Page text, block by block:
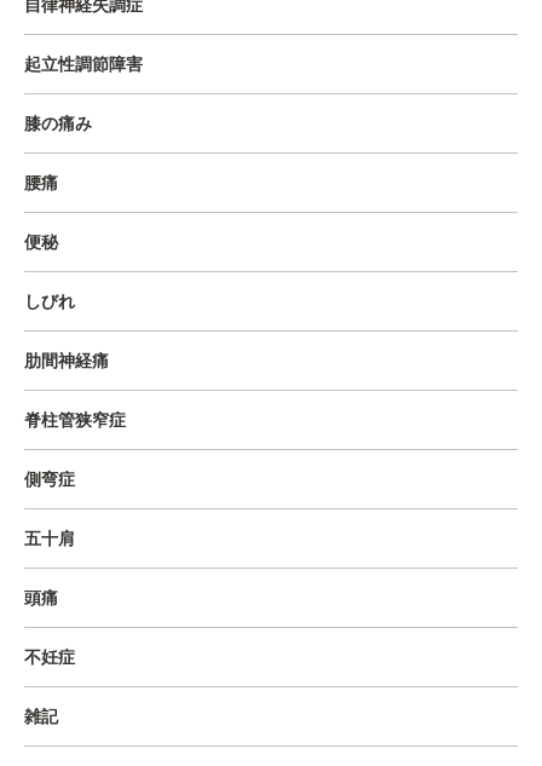
自律神経失調症
起立性調節障害
膝の痛み
腰痛
便秘
しびれ
肋間神経痛
脊柱管狭窄症
側弯症
五十肩
頭痛
不妊症
雑記